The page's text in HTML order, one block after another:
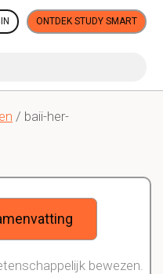
ONTDEK STUDY SMART
/ baii-her-
bewezen.